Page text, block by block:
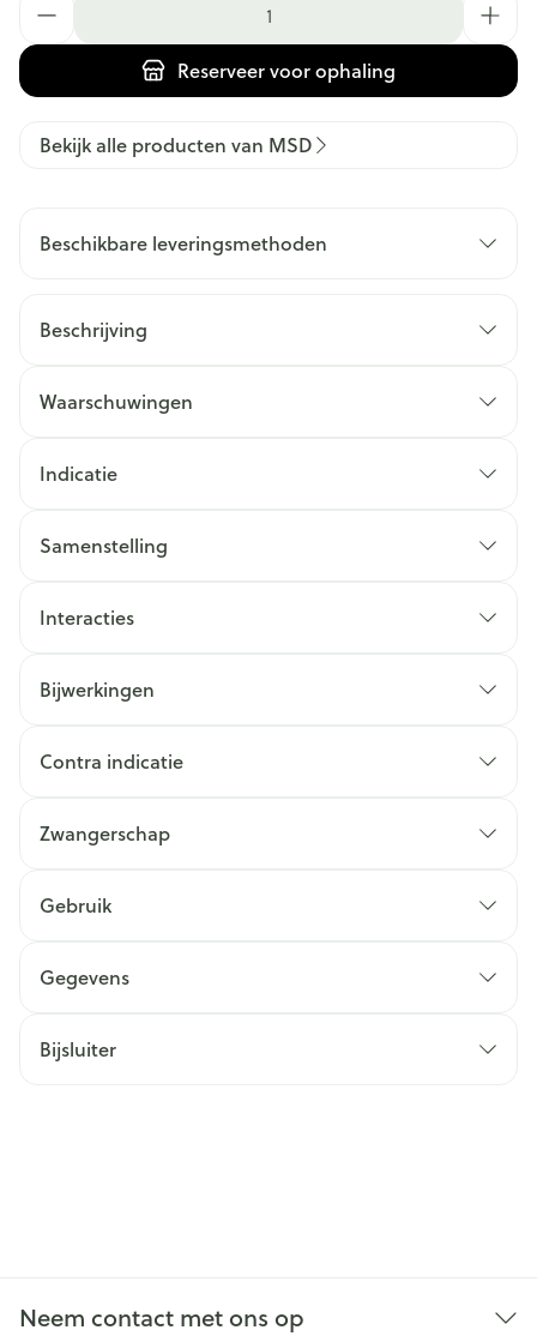
Reserveervoor ophaling
Bekijk alle producten van MSD
Beschikbare leveringsmethoden
Beschrijving
Waarschuwingen
Indicatie
Samenstelling
Interacties
Bijwerkingen
Contra indicatie
Zwangerschap
Gebruik
Gegevens
Bijsluiter
Neem contact met ons op